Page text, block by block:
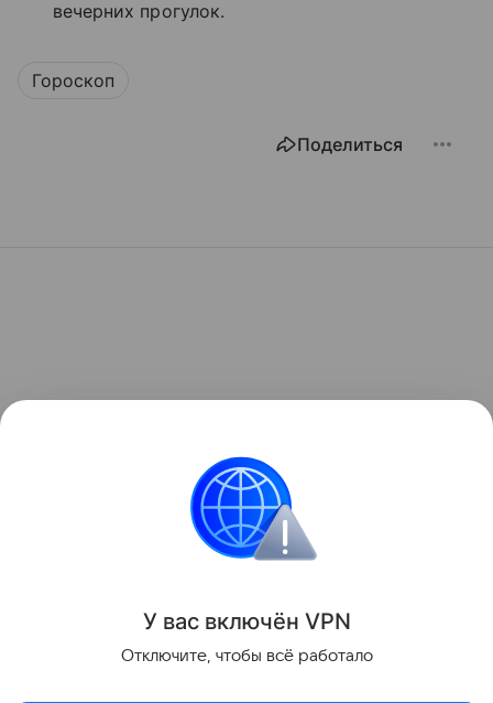
вечерних прогулок.
Гороскоп
Поделиться
У вас включён VPN
Отключите, чтобы всё работало